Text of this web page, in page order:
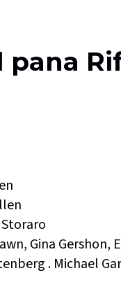
pana
Gina Gershon,
. Michael